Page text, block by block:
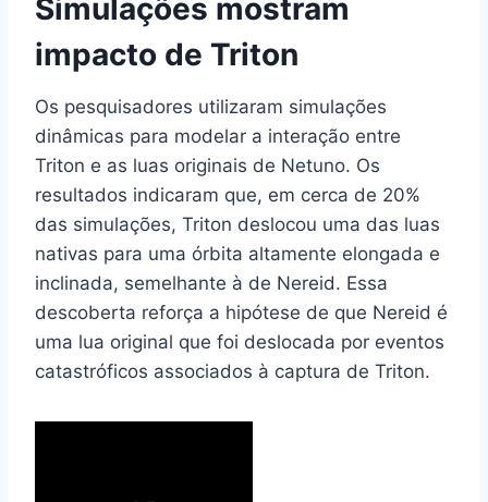
Simulações mostram
impacto de Triton
Os pesquisadores utilizaram simulações
dinâmicas para modelar a interação entre
Triton e as luas originais de Netuno. Os
resultados indicaram que, em cerca de 20%
das simulações, Triton deslocou uma das luas
nativas para uma órbita altamente elongada e
inclinada, semelhante à de Nereid. Essa
descoberta reforça a hipótese de que Nereid é
uma lua original que foi deslocada por eventos
catastróficos associados à captura de Triton.